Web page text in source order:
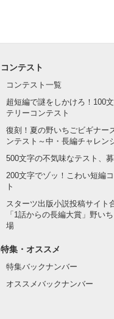
コンテスト
コンテスト一覧
超短編で謎をしかけろ！100
テリーコンテスト
復刻！夏の野いちごビギナー
ンテスト～中・長編チャレン
500文字の不気味なテスト、募
200文字でゾッ！こわい短編
ト
スターツ出版小説投稿サイト
「1話からの長編大賞」野い
場
特集・オススメ
特集バックナンバー
オススメバックナンバー